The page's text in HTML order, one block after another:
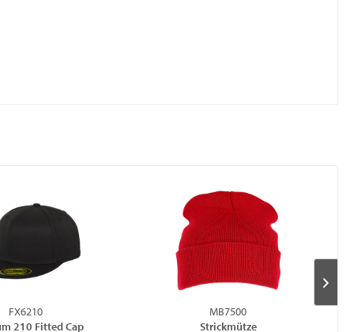
FX6210
210 Fitted Cap
MB7500
Strickmütze